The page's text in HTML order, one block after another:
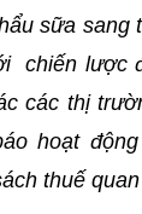
sữa sang
chiến lược
các thị
hoạt
thuế